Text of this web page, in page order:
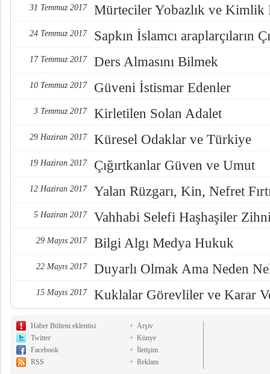
31 Temmuz 2017 Mürteciler Yobazlık ve Kimlik
24 Temmuz 2017 Sapkın İslamcı araplarçıların
17 Temmuz 2017 Ders Almasını Bilmek
10 Temmuz 2017 Güveni İstismar Edenler
3 Temmuz 2017 Kirletilen Solan Adalet
29 Haziran 2017 Küresel Odaklar ve Türkiye
19 Haziran 2017 Çığırtkanlar Güven ve Umut
12 Haziran 2017 Yalan Rüzgarı, Kin, Nefret
5 Haziran 2017 Vahhabi Selefi Haşhaşiler
29 Mayıs 2017 Bilgi Algı Medya Hukuk
22 Mayıs 2017 Duyarlı Olmak Ama Neden
15 Mayıs 2017 Kuklalar Görevliler ve Karar
Haber Bülteni eklentisi
Twitter
Facebook
RSS
Arşiv
Künye
İletişim
Reklam